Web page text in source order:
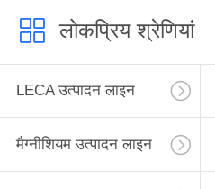
लोकप्रिय श्रेणियां
LECA उत्पादन लाइन
मैग्नीशियम उत्पादन लाइन